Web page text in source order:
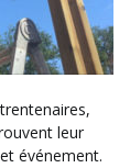
leur
événement.